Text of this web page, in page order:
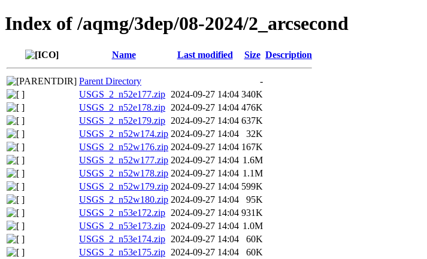
Index of /aqmg/3dep/08-2024/2_arcsecond
Name Last modified Size Description
Parent Directory
-
USGS_2_n52e177.zip 2024-09-27 14:04 340K
USGS_2_n52e178.zip 2024-09-27 14:04 476K
USGS_2_n52e179.zip 2024-09-27 14:04 637K
USGS_2_n52w174.zip 2024-09-27 14:04
32K
USGS_2_n52w176.zip 2024-09-27 14:04 167K
USGS_2_n52w177.zip 2024-09-27 14:04 1.6M
USGS_2_n52w178.zip 2024-09-27 14:04 1.1M
USGS_2_n52w179.zip 2024-09-27 14:04 599K
USGS_2_n52w180.zip 2024-09-27 14:04
95K
USGS_2_n53e172.zip 2024-09-27 14:04 931K
USGS_2_n53e173.zip 2024-09-27 14:04 1.0M
USGS_2_n53e174.zip 2024-09-27 14:04
60K
USGS_2_n53e175.zip 2024-09-27 14:04
60K